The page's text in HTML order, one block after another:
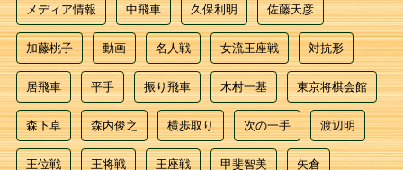
メディア情報 中飛車 久保利明 佐藤天彦
加藤桃子 動画 名人戦 女流王座戦 対抗形
居飛車 平手 振り飛車 木村一基 東京将棋会館
森下卓 森内俊之 横歩取り 次の一手 渡辺明
王位戦 王将戦 王座戦 甲斐智美 矢倉